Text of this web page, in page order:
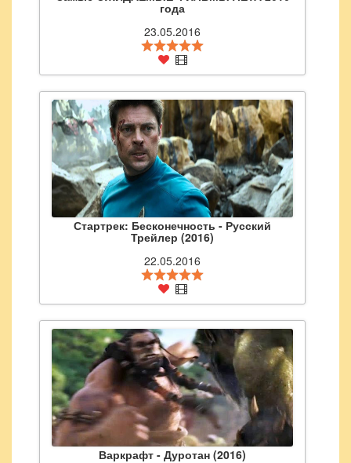
года
23.05.2016
Стартрек: Бесконечность - Русский
Трейлер (2016)
22.05.2016
Варкрафт - Дуротан (2016)